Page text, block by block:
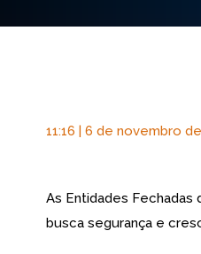
11:16 | 6 de novembro
As Entidades Fechadas
busca segurança e